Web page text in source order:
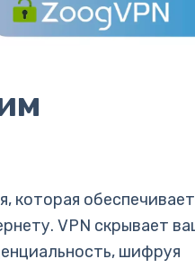
которая обеспечивает
VPN скрывает
шифруя